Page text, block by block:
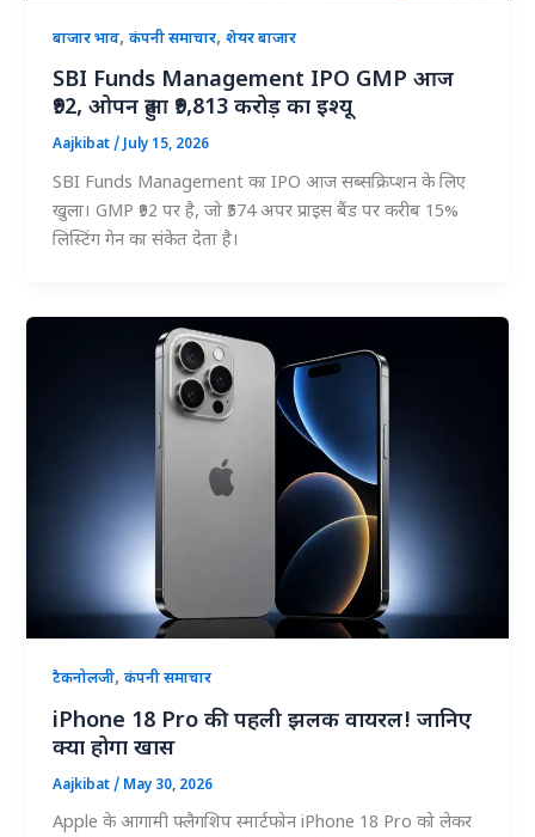
बाजार भाव,कंपनी समाचार,शेयर बाजार
SBI Funds Management IPO GMP आज
₹92, ओपन हुआ ₹9,813 करोड़ का इश्यू
Aajkibat/July 15, 2026
SBI Funds Management का IPO आज सब्सक्रिप्शन के लिए
खुला। GMP ₹92 पर है, जो ₹574 अपर प्राइस बैंड पर करीब 15%
लिस्टिंग गेन का संकेत देता है।
टैकनोलजी,कंपनी समाचार
iPhone 18 Pro की पहली झलक वायरल! जानिए
क्या होगा खास
Aajkibat/ May 30, 2026
Apple के आगामी फ्लैगशिप स्मार्टफोन iPhone 18 Pro को लेकर